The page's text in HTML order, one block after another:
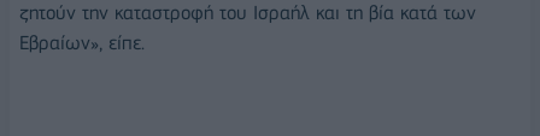
ζητούν την καταστροφή του Ισραήλ και τη βία κατά των
Εβραίων», είπε.